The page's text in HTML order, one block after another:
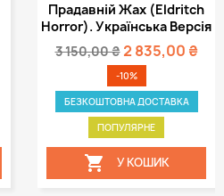
Прадавній Жах (Eldritch
Horror). Українська Версія
3 150,00 ₴2 835,00 ₴
-10%
БЕЗКОШТОВНА ДОСТАВКА
ПОПУЛЯРНЕ
 У КОШИК